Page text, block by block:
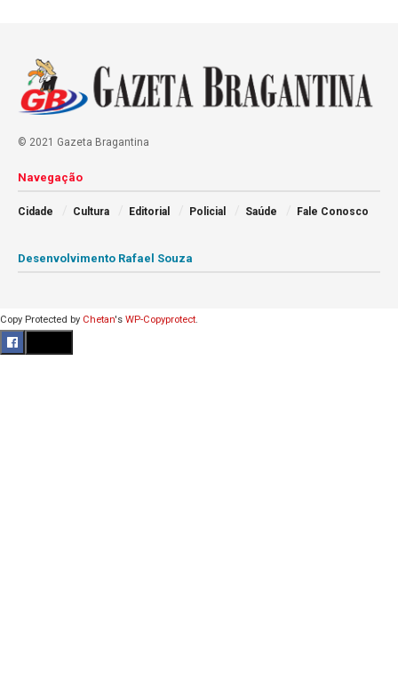
© 2021 Gazeta Bragantina
Navegação
Cidade Cultura Editorial Policial Saúde Fale Conosco
Desenvolvimento Rafael Souza
Copy Protected by Chetan's WP-Copyprotect.